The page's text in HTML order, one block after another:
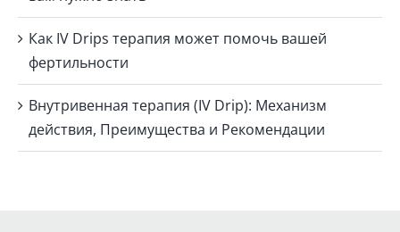
Как IV Drips терапия может помочь вашей
фертильности
Внутривенная терапия (IV Drip): Механизм
действия, Преимущества и Рекомендации